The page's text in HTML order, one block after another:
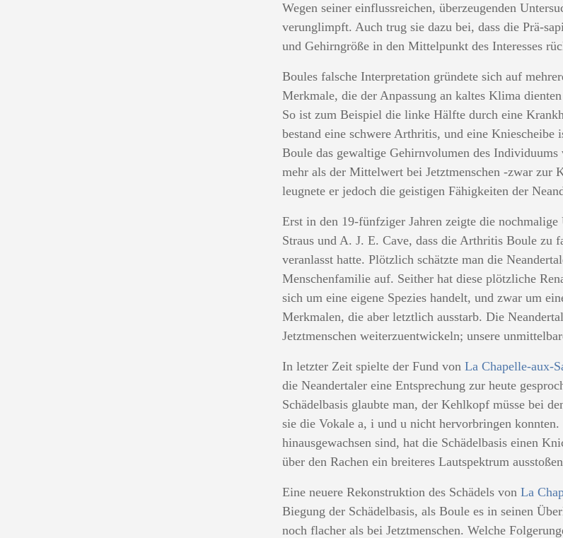
Wegen seiner einflussreichen, überzeugenden
verunglimpft. Auch trug sie dazu bei, dass die Prä-
und Gehirngröße in den Mittelpunkt des Interesses
Boules falsche Interpretation gründete sich auf
Merkmale, die der Anpassung an kaltes Klima
So ist zum Beispiel die linke Hälfte durch eine
bestand eine schwere Arthritis, und eine
Boule das gewaltige Gehirnvolumen des Individuums
mehr als der Mittelwert bei Jetztmenschen -zwar
leugnete er jedoch die geistigen Fähigkeiten der
Erst in den 19-fünfziger Jahren zeigte die
Straus und A. J. E. Cave, dass die Arthritis Boule zu
veranlasst hatte. Plötzlich schätzte man die
Menschenfamilie auf. Seither hat diese plötzliche
sich um eine eigene Spezies handelt, und zwar um
Merkmalen, die aber letztlich ausstarb. Die
Jetztmenschen weiterzuentwickeln; unsere
In letzter Zeit spielte der Fund von La Chapelle-aux-
die Neandertaler eine Entsprechung zur heute
Schädelbasis glaubte man, der Kehlkopf müsse bei
sie die Vokale a, i und u nicht hervorbringen
hinausgewachsen sind, hat die Schädelbasis einen
über den Rachen ein breiteres Lautspektrum
Eine neuere Rekonstruktion des Schädels von La
Biegung der Schädelbasis, als Boule es in seinen
noch flacher als bei Jetztmenschen. Welche